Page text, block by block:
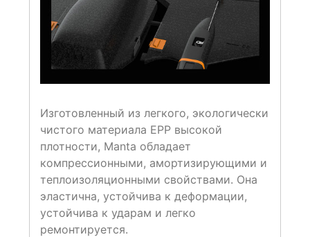
Изготовленный из легкого, экологически
чистого материала EPP высокой
плотности, Manta обладает
компрессионными, амортизирующими и
теплоизоляционными свойствами. Она
эластична, устойчива к деформации,
устойчива к ударам и легко
ремонтируется.